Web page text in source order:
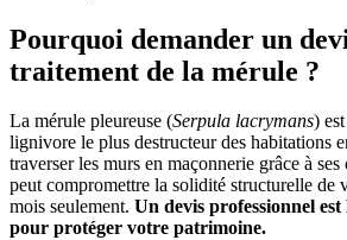
Pourquoi demander un
traitement de la mérule ?
La mérule pleureuse (Serpula lacrymans)
lignivore le plus destructeur des habitations
traverser les murs en maçonnerie grâce à
peut compromettre la solidité structurelle de
mois seulement. Un devis professionnel
pour protéger votre patrimoine.